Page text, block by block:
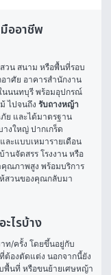
ออาชีพ
วน สนาม หรือพื้นที่รอบ
าศัย อาคารสำนักงาน
นนนทบุรี พร้อมอุปกรณ์
ไปจนถึง รับถางหญ้า
ย และได้มาตรฐาน
งใหญ่ ปากเกร็ด
ละแบบเหมารายเดือน
นจัดสรร โรงงาน หรือ
ณภาพสูง พร้อมบริการ
สวนของคุณกลับมา
ไรบ้าง
/ครั้ง โดยขึ้นอยู่กับ
องตัดแต่ง นอกจากนี้ยัง
พื้นที่ หรือขนย้ายเศษหญ้า